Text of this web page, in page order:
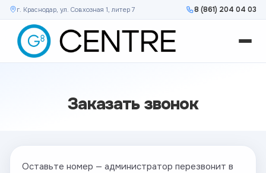
г. Краснодар, ул. Совхозная 1, литер 7 8 (861) 204 04 03
Заказать звонок
Оставьте номер — администратор перезвонит в